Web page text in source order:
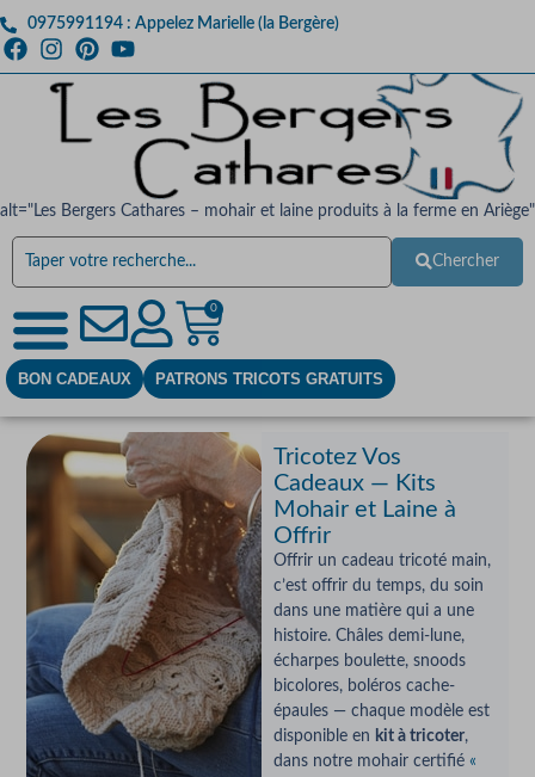
0975991194 : Appelez Marielle (la Bergère)
alt="Les Bergers Cathares – mohair et laine produits à la ferme en Ariège"
Chercher
0
BON CADEAUX PATRONS TRICOTS GRATUITS
Tricotez Vos
Cadeaux — Kits
Mohair et Laine à
Offrir
Offrir un cadeau tricoté main,
c’est offrir du temps, du soin
dans une matière qui a une
histoire. Châles demi-lune,
écharpes boulette, snoods
bicolores, boléros cache-
épaules — chaque modèle est
disponible en kit à tricoter,
dans notre mohair certifié «